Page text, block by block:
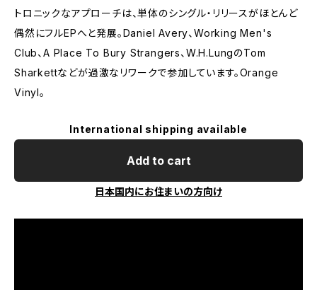
トロニックなアプローチは、単体のシングル・リリースがほとんど
偶然にフルEPへと発展。Daniel Avery、Working Men's
Club、A Place To Bury Strangers、W.H.LungのTom
Sharkettなどが過激なリワークで参加しています。Orange
Vinyl。
International shipping available
Add to cart
日本国内にお住まいの方向け